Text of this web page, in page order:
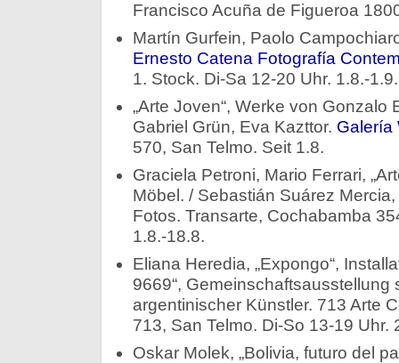
Francisco Acuña de Figueroa
Martín Gurfein, Paolo
Ernesto Catena Fotografía
1. Stock. Di-Sa 12-20 Uhr. 1.8.-1.9.
„Arte Joven“, Werke von Gonzalo
Gabriel Grün, Eva Kazttor. Galería
570, San Telmo. Seit 1.8.
Graciela Petroni, Mario Ferrari,
Möbel. / Sebastián Suárez Mercia,
Fotos. Transarte, Cochabamba
1.8.-18.8.
Eliana Heredia, „Expongo“,
9669“, Gemeinschaftsausstellung
argentinischer Künstler. 713 Arte
713, San Telmo. Di-So 13-19 Uhr.
Oskar Molek, „Bolivia, futuro del